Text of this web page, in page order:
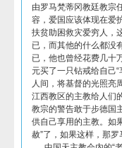
由罗马梵蒂冈教廷教宗
容，爱国应该体现在爱
扶贫助困救灾爱穷人，
已，而其他的什么都没
已，他也曾经花费几十
元买了一只钻戒给自己“
人间，将基督的光照亮
江西教区的主教给人们
教宗的警告敢于步德国
供自己享用的主教。如
赦”了，如果这样，那